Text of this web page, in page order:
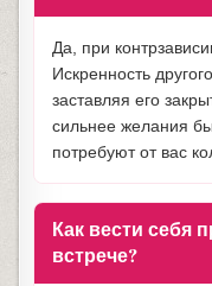
Да, при
Искренность
заставляя его
сильнее желания
потребуют от вас
Как вести себя
встрече?